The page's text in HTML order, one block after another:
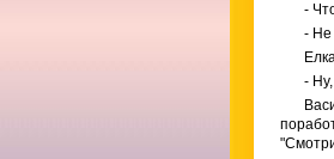
-
- Не
-